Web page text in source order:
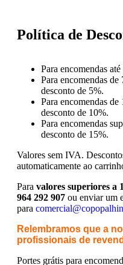
Política de
Para encomendas
Para encomendas
desconto de 5%.
Para encomendas
desconto de 10%.
Para encomendas
desconto de 15%.
Valores sem IVA.
automaticamente ao
Para valores superiores a
964 292 907 ou enviar um
para
Relembramos que a
profissionais de
Portes grátis para